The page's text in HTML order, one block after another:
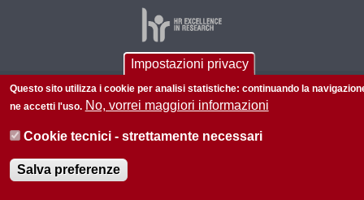
© 2026 Università di Padova - Tutti i diritti riservati
Informazioni su questo sito Privacy policy
Impostazioni privacy
Questo sito utilizza i cookie per analisi statistiche: continuando la
ne accetti l'uso. No, vorrei maggiori informazioni
Cookie tecnici - strettamente necessari
Salva preferenze